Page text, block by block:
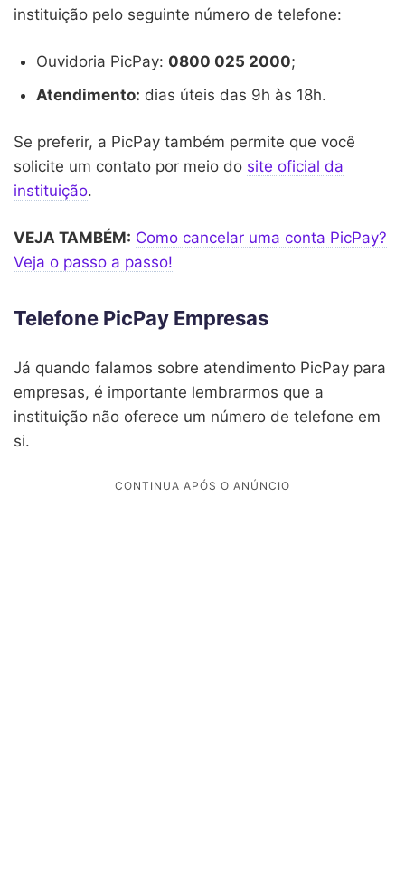
instituição pelo seguinte número de telefone:
Ouvidoria PicPay: 0800 025 2000;
Atendimento: dias úteis das 9h às 18h.
Se preferir, a PicPay também permite que você
solicite um contato por meio do site oficial da
instituição.
VEJA TAMBÉM: Como cancelar uma conta PicPay?
Veja o passo a passo!
Telefone PicPay Empresas
Já quando falamos sobre atendimento PicPay para
empresas, é importante lembrarmos que a
instituição não oferece um número de telefone em
si.